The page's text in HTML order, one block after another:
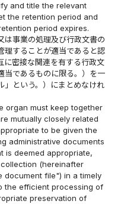
and title the relevant
the retention period and
period expires.
は事業の処理及び行政文書の
理することが適当であると認
に密接な関連を有する行政文
当であるものに限る。）を一
」という。）にまとめなけれ
organ must keep together
mutually closely related
to be given the
administrative documents
is deemed appropriate,
(hereinafter
document file") in a timely
the efficient processing of
preservation of